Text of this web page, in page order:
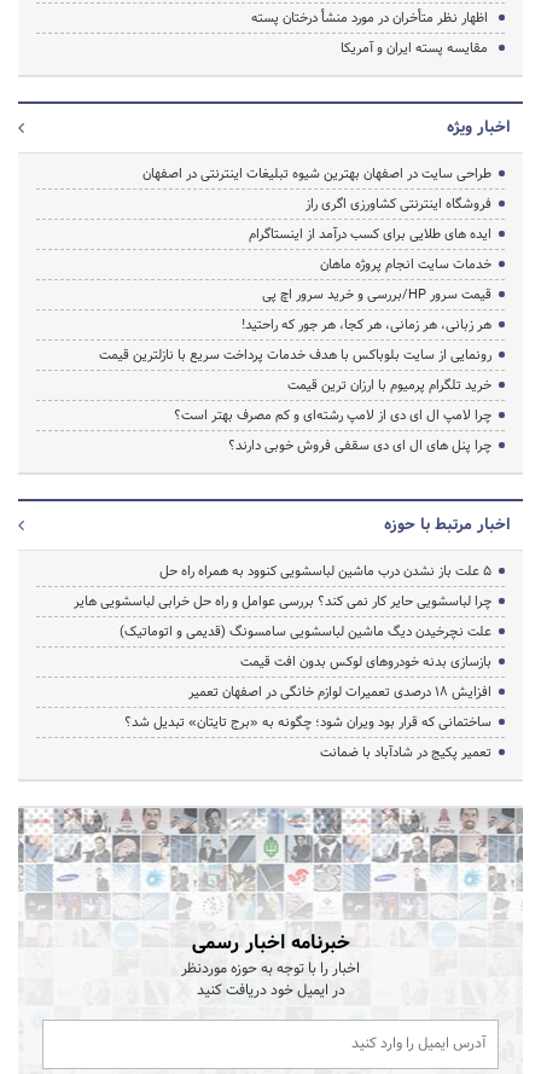
اظهار نظر متأخران در مورد منشأ درختان پسته
مقایسه پسته ایران و آمریکا
اخبار ویژه
طراحی سایت در اصفهان بهترین شیوه تبلیغات اینترنتی در اصفهان
فروشگاه اینترنتی کشاورزی اگری راز
ایده های طلایی برای کسب درآمد از اینستاگرام
خدمات سایت انجام پروژه ماهان
قیمت سرور HP/بررسی و خرید سرور اچ پی
هر زبانی، هر زمانی، هر کجا، هر جور که راحتید!
رونمایی از سایت بلوباکس با هدف خدمات پرداخت سریع با نازلترین قیمت
خرید تلگرام پرمیوم با ارزان ترین قیمت
چرا لامپ ال ای دی از لامپ رشته‌ای و کم مصرف بهتر است؟
چرا پنل های ال ای دی سقفی فروش خوبی دارند؟
اخبار مرتبط با حوزه
5 علت باز نشدن درب ماشین لباسشویی کنوود به همراه راه حل
چرا لباسشویی حایر کار نمی کند؟ بررسی عوامل و راه حل خرابی لباسشویی هایر
علت نچرخیدن دیگ ماشین لباسشویی سامسونگ (قدیمی و اتوماتیک)
بازسازی بدنه خودروهای لوکس بدون افت قیمت
افزایش ۱۸ درصدی تعمیرات لوازم خانگی در اصفهان تعمیر
ساختمانی که قرار بود ویران شود؛ چگونه به «برج تایتان» تبدیل شد؟
تعمیر پکیج در شادآباد با ضمانت
خبرنامه اخبار رسمی
اخبار را با توجه به حوزه موردنظر
در ایمیل خود دریافت کنید